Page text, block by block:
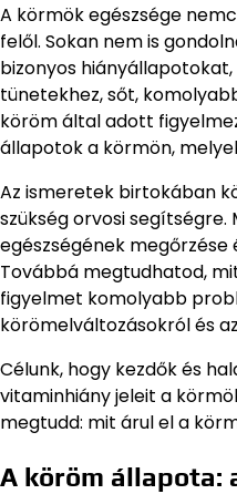
A körmök egészsége
felől. Sokan nem is
bizonyos
tünetekhez, sőt,
köröm által adott
állapotok a körmön,
Az ismeretek birtokában
szükség orvosi
egészségének
Továbbá megtudhatod,
figyelmet komolyabb
körömelváltozásokról és
Célunk, hogy kezdők és
vitaminhiány jeleit a
megtudd: mit árul el a
A köröm állapota: